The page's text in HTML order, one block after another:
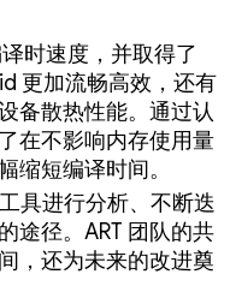
时速度，并取得了
更加流畅高效，还有
备散热性能。通过认
在不影响内存使用量
缩短编译时间。
具进行分析、不断迭
途径。ART 团队的共
，还为未来的改进奠